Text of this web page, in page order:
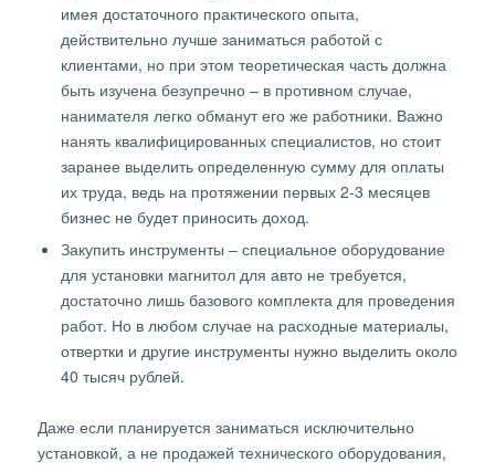
имея достаточного практического опыта,
действительно лучше заниматься работой с
клиентами, но при этом теоретическая часть должна
быть изучена безупречно – в противном случае,
нанимателя легко обманут его же работники. Важно
нанять квалифицированных специалистов, но стоит
заранее выделить определенную сумму для оплаты
их труда, ведь на протяжении первых 2-3 месяцев
бизнес не будет приносить доход.
Закупить инструменты – специальное оборудование
для установки магнитол для авто не требуется,
достаточно лишь базового комплекта для проведения
работ. Но в любом случае на расходные материалы,
отвертки и другие инструменты нужно выделить около
40 тысяч рублей.
Даже если планируется заниматься исключительно
установкой, а не продажей технического оборудования,